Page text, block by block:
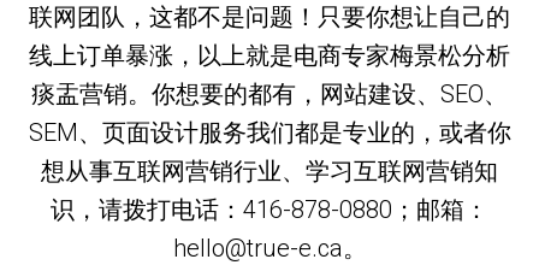
联网团队，这都不是问题！只要你想让自己的
线上订单暴涨，以上就是电商专家梅景松分析
痰盂营销。你想要的都有，网站建设、SEO、
SEM、页面设计服务我们都是专业的，或者你
想从事互联网营销行业、学习互联网营销知
识，请拨打电话：416-878-0880；邮箱：
hello@true-e.ca。